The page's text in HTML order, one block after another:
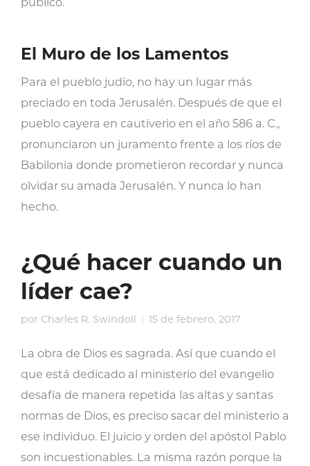
El Muro de los Lamentos
Para el pueblo judío, no hay un lugar más
preciado en toda Jerusalén. Después de que el
pueblo cayera en cautiverio en el año 586 a. C.,
pronunciaron un juramento frente a los ríos de
Babilonia donde prometieron recordar y nunca
olvidar su amada Jerusalén. Y nunca lo han
hecho.
¿Qué hacer cuando un
líder cae?
por Charles R. Swindoll 15 de febrero, 2017
La obra de Dios es sagrada. Así que cuando el
que está dedicado al ministerio del evangelio
desafía de manera repetida las altas y santas
normas de Dios, es preciso sacar del ministerio a
ese individuo. El juicio y orden del apóstol Pablo
son incuestionables. La misma razón porque la